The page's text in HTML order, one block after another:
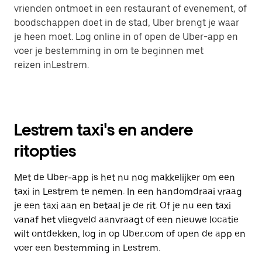
vrienden ontmoet in een restaurant of evenement, of
boodschappen doet in de stad, Uber brengt je waar
je heen moet. Log online in of open de Uber-app en
voer je bestemming in om te beginnen met
reizen inLestrem.
Lestrem taxi's en andere
ritopties
Met de Uber-app is het nu nog makkelijker om een
taxi in Lestrem te nemen. In een handomdraai vraag
je een taxi aan en betaal je de rit. Of je nu een taxi
vanaf het vliegveld aanvraagt of een nieuwe locatie
wilt ontdekken, log in op Uber.com of open de app en
voer een bestemming in Lestrem.